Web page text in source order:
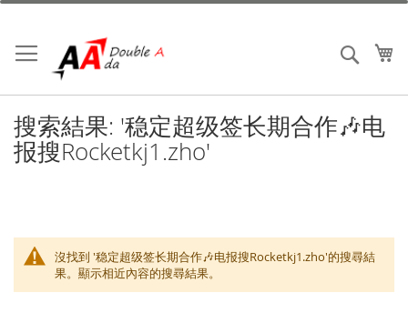
跳
內
容
搜索
搜索結果: '稳定超级签长期合作🎶电
报搜Rocketkj1.zho'
沒找到 '稳定超级签长期合作🎶电报搜Rocketkj1.zho'的搜尋結
果。顯示相近內容的搜尋結果。